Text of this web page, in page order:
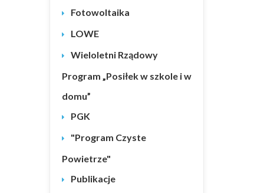
Fotowoltaika
LOWE
Wieloletni Rządowy
Program „Posiłek w szkole i w
domu”
PGK
"Program Czyste
Powietrze"
Publikacje